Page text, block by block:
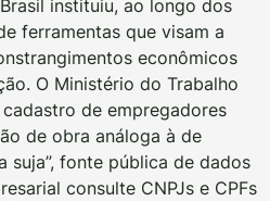
instituiu, ao longo dos
ferramentas que visam a
econômicos
O Ministério do Trabalho
de empregadores
de obra análoga à de
suja”, fonte pública de dados
consulte CNPJs e CPFs